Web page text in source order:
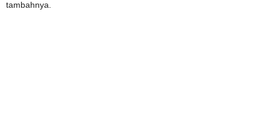
tambahnya.